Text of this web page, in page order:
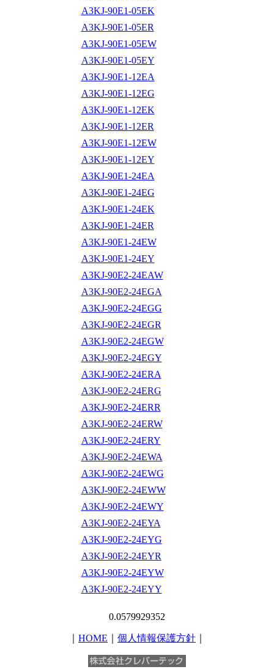
A3KJ-90E1-05EK
A3KJ-90E1-05ER
A3KJ-90E1-05EW
A3KJ-90E1-05EY
A3KJ-90E1-12EA
A3KJ-90E1-12EG
A3KJ-90E1-12EK
A3KJ-90E1-12ER
A3KJ-90E1-12EW
A3KJ-90E1-12EY
A3KJ-90E1-24EA
A3KJ-90E1-24EG
A3KJ-90E1-24EK
A3KJ-90E1-24ER
A3KJ-90E1-24EW
A3KJ-90E1-24EY
A3KJ-90E2-24EAW
A3KJ-90E2-24EGA
A3KJ-90E2-24EGG
A3KJ-90E2-24EGR
A3KJ-90E2-24EGW
A3KJ-90E2-24EGY
A3KJ-90E2-24ERA
A3KJ-90E2-24ERG
A3KJ-90E2-24ERR
A3KJ-90E2-24ERW
A3KJ-90E2-24ERY
A3KJ-90E2-24EWA
A3KJ-90E2-24EWG
A3KJ-90E2-24EWW
A3KJ-90E2-24EWY
A3KJ-90E2-24EYA
A3KJ-90E2-24EYG
A3KJ-90E2-24EYR
A3KJ-90E2-24EYW
A3KJ-90E2-24EYY
0.0579929352
HOME 個人情報保護方針